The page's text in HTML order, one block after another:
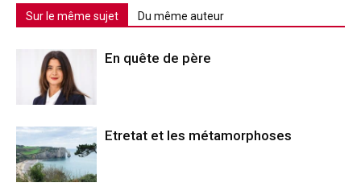
Sur le même sujet Du même auteur
En quête de père
Etretat et les métamorphoses